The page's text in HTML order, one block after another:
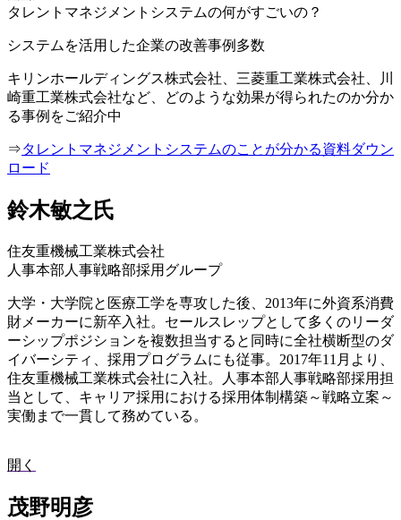
タレントマネジメントシステムの何がすごいの？
システムを活用した企業の改善事例多数
キリンホールディングス株式会社、三菱重工業株式会社、川
崎重工業株式会社など、どのような効果が得られたのか分か
る事例をご紹介中
⇒タレントマネジメントシステムのことが分かる資料ダウン
ロード
鈴木敏之氏
住友重機械工業株式会社
人事本部人事戦略部採用グループ
大学・大学院と医療工学を専攻した後、2013年に外資系消費
財メーカーに新卒入社。セールスレップとして多くのリーダ
ーシップポジションを複数担当すると同時に全社横断型のダ
イバーシティ、採用プログラムにも従事。2017年11月より、
住友重機械工業株式会社に入社。人事本部人事戦略部採用担
当として、キャリア採用における採用体制構築～戦略立案～
実働まで一貫して務めている。
開く
茂野明彦